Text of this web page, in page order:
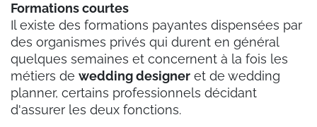
Formations courtes
Il existe des formations payantes dispensées par
des organismes privés qui durent en général
quelques semaines et concernent à la fois les
métiers de wedding designer et de wedding
planner, certains professionnels décidant
d'assurer les deux fonctions.